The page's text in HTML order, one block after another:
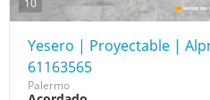
Yesero | Proyectable |
61163565
Palermo